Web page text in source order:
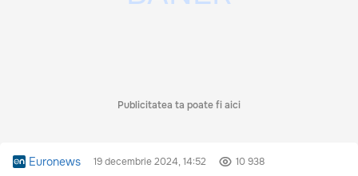
Publicitatea ta poate fi aici
Euronews 19 decembrie 2024, 14:52 10 938